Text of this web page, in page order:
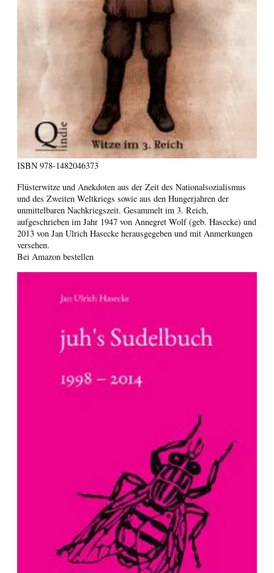
ISBN 978-1482046373
Flüsterwitze und Anekdoten aus der Zeit des Nationalsozialismus
und des Zweiten Weltkriegs sowie aus den Hungerjahren der
unmittelbaren Nachkriegszeit. Gesammelt im 3. Reich,
aufgeschrieben im Jahr 1947 von Annegret Wolf (geb. Hasecke) und
2013 von Jan Ulrich Hasecke herausgegeben und mit Anmerkungen
versehen.
Bei Amazon bestellen